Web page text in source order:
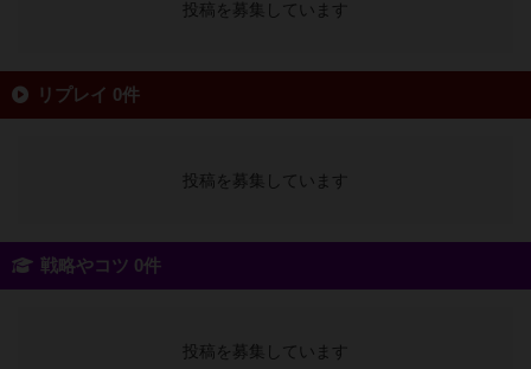
投稿を募集しています
リプレイ 0件
投稿を募集しています
戦略やコツ 0件
投稿を募集しています